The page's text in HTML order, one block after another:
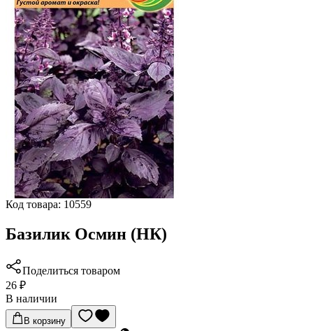
Код товара: 10559
Базилик Осмин (НК)
Поделиться товаром
26 ₽
В наличии
В корзину